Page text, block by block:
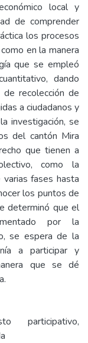
local y
de comprender
los procesos
en la manera
que se empleó
dando
recolección de
a ciudadanos y
investigación, se
del cantón Mira
que tienen a
como la
fases hasta
los puntos de
determinó que el
por la
se espera de la
a participar y
que se dé
participativo,